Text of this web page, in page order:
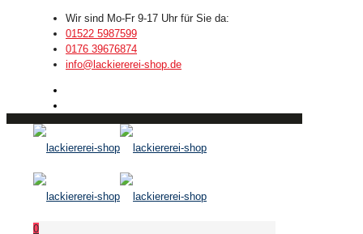
Wir sind Mo-Fr 9-17 Uhr für Sie da:
01522 5987599
0176 39676874
info@lackiererei-shop.de
0